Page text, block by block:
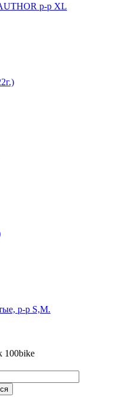
р-р XL
р-р S,M.
100bike